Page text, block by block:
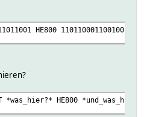
HE800
HE800